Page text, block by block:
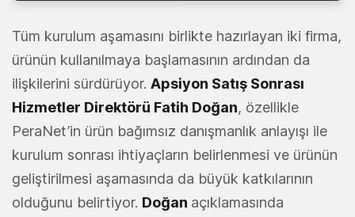
Tüm kurulum aşamasını birlikte hazırlayan iki firma,
ürünün kullanılmaya başlamasının ardından da
ilişkilerini sürdürüyor. Apsiyon Satış Sonrası
Hizmetler Direktörü Fatih Doğan, özellikle
PeraNet’in ürün bağımsız danışmanlık anlayışı ile
kurulum sonrası ihtiyaçların belirlenmesi ve ürünün
geliştirilmesi aşamasında da büyük katkılarının
olduğunu belirtiyor. Doğan açıklamasında